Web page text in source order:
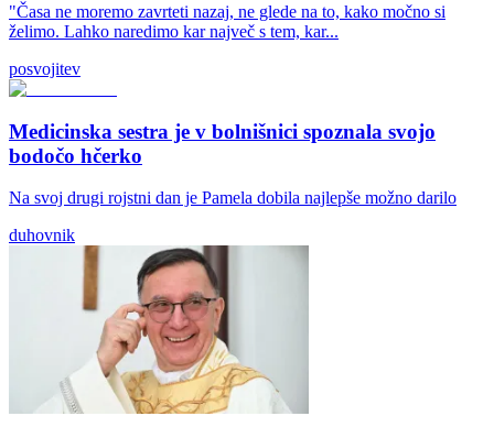
"Časa ne moremo zavrteti nazaj, ne glede na to, kako močno si
želimo. Lahko naredimo kar največ s tem, kar...
posvojitev
Medicinska sestra je v bolnišnici spoznala svojo
bodočo hčerko
Na svoj drugi rojstni dan je Pamela dobila najlepše možno darilo
duhovnik